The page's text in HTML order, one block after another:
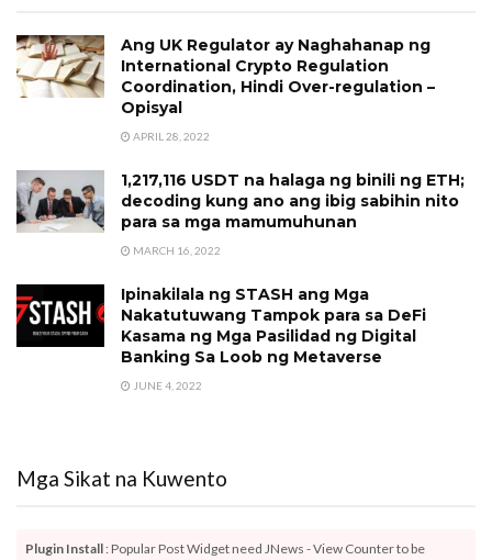
Ang UK Regulator ay Naghahanap ng
International Crypto Regulation
Coordination, Hindi Over-regulation –
Opisyal
APRIL 28, 2022
1,217,116 USDT na halaga ng binili ng ETH;
decoding kung ano ang ibig sabihin nito
para sa mga mamumuhunan
MARCH 16, 2022
Ipinakilala ng STASH ang Mga
Nakatutuwang Tampok para sa DeFi
Kasama ng Mga Pasilidad ng Digital
Banking Sa Loob ng Metaverse
JUNE 4, 2022
Mga Sikat na Kuwento
Plugin Install : Popular Post Widget need JNews - View Counter to be